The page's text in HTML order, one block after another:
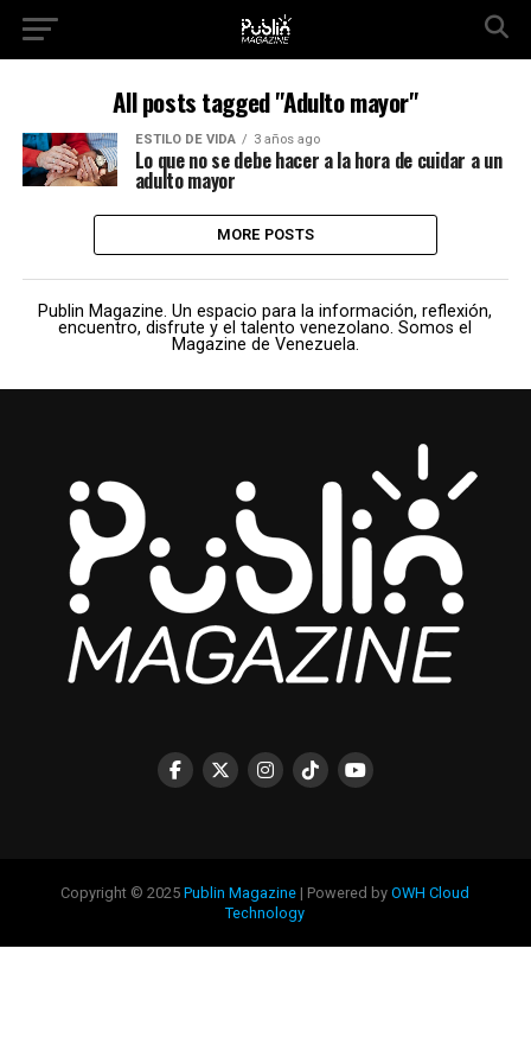
All posts tagged "Adulto mayor"
ESTILO DE VIDA 3 años ago
Lo que no se debe hacer a la hora de cuidar a un
adulto mayor
MORE POSTS
Publin Magazine. Un espacio para la información, reflexión,
encuentro, disfrute y el talento venezolano. Somos el
Magazine de Venezuela.
Copyright © 2025Publin Magazine | Powered byOWH Cloud
Technology